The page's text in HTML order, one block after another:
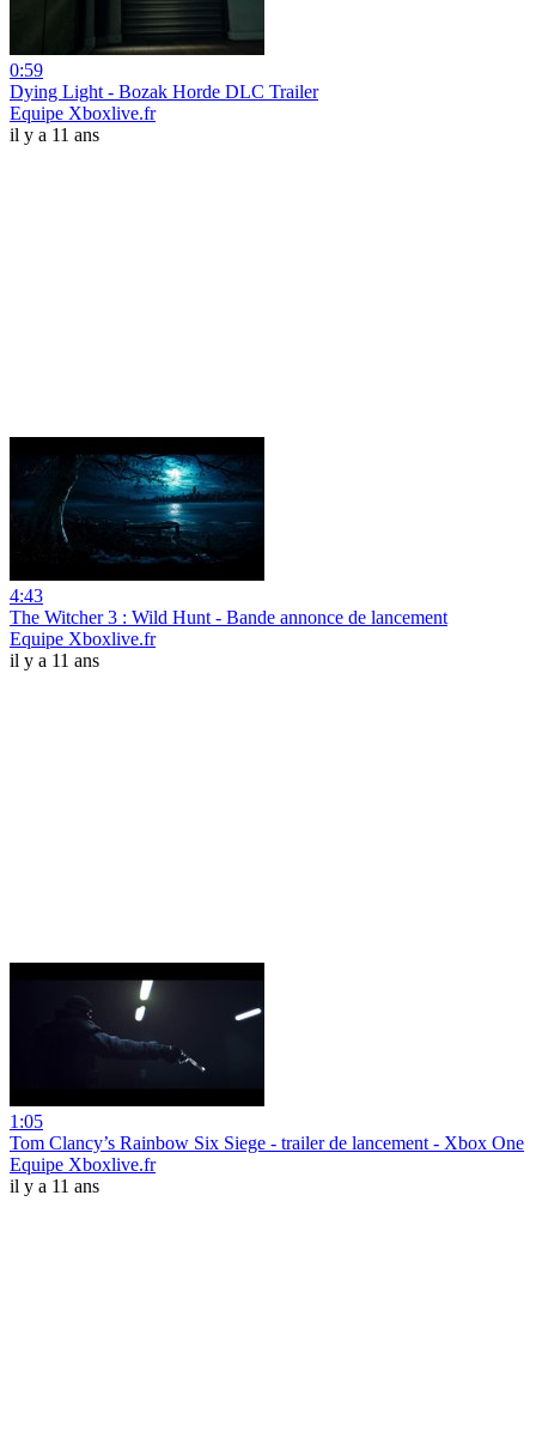
0:59
Dying Light - Bozak Horde DLC Trailer
Equipe Xboxlive.fr
il y a 11 ans
4:43
The Witcher 3 : Wild Hunt - Bande annonce de lancement
Equipe Xboxlive.fr
il y a 11 ans
1:05
Tom Clancy’s Rainbow Six Siege - trailer de lancement - Xbox One
Equipe Xboxlive.fr
il y a 11 ans